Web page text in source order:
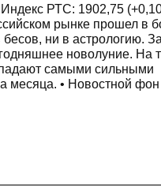
РТС: 1902,75
рынке прошел в
ни в астрологию.
новолуние. На
самыми сильными
месяца. • Новостной